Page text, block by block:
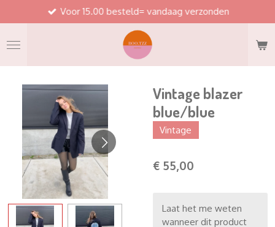
direct
naar
de
hoofdinhoud
Voor 15.00 besteld= vandaag verzonden
Vintage blazer
blue/blue
Vintage
€ 55,00
Laat het me weten
wanneer dit product